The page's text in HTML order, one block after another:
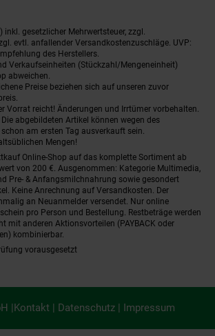
inkl. gesetzlicher Mehrwertsteuer, zzgl.
evtl. anfallender Versandkostenzuschläge. UVP:
des Herstellers.
Verkaufseinheiten (Stückzahl/Mengeneinheit)
abweichen.
Preise beziehen sich auf unseren zuvor
Vorrat reicht! Änderungen und Irrtümer vorbehalten.
abgebildeten Artikel können wegen des
am ersten Tag ausverkauft sein.
Mengen!
Online-Shop auf das komplette Sortiment ab
von 200 €. Ausgenommen: Kategorie Multimedia,
Pre- & Anfangsmilchnahrung sowie gesondert
Keine Anrechnung auf Versandkosten. Der
an Neuanmelder versendet. Nur online
pro Person und Bestellung. Restbeträge werden
mit anderen Aktionsvorteilen (PAYBACK oder
kombinierbar.
vorausgesetzt
|Kontakt | Datenschutz | Impressum